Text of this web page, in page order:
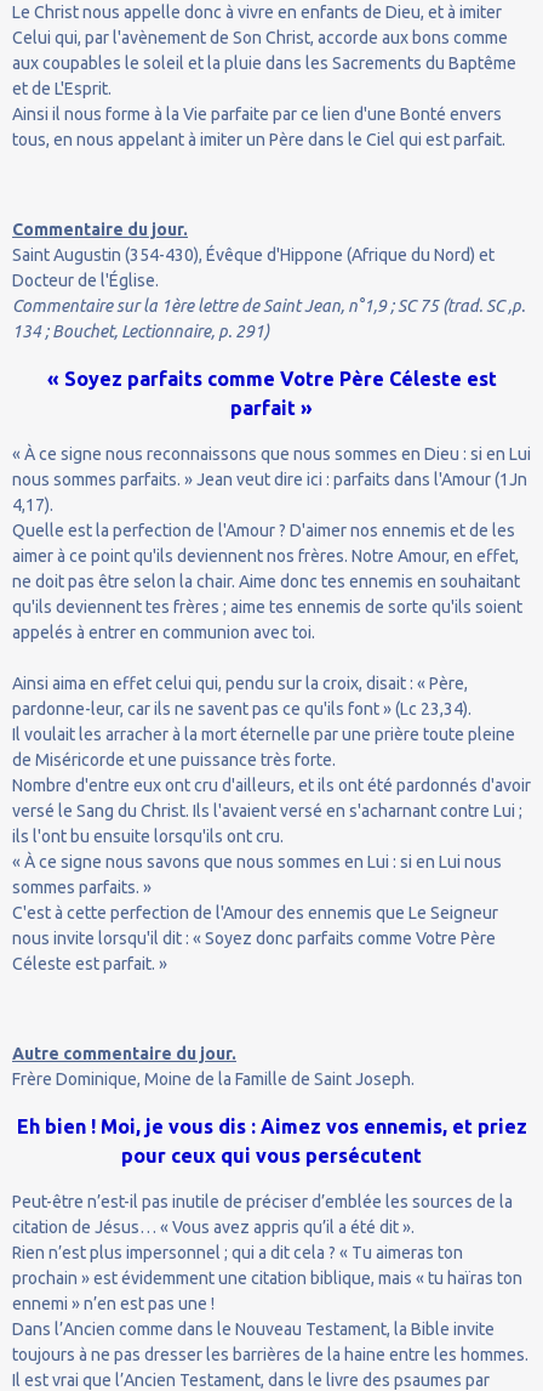
Le Christ nous appelle donc à vivre en enfants de Dieu, et à imiter
Celui qui, par l'avènement de Son Christ, accorde aux bons comme
aux coupables le soleil et la pluie dans les Sacrements du Baptême
et de L'Esprit.
Ainsi il nous forme à la Vie parfaite par ce lien d'une Bonté envers
tous, en nous appelant à imiter un Père dans le Ciel qui est parfait.
Commentaire du jour.
Saint Augustin (354-430), Évêque d'Hippone (Afrique du Nord) et
Docteur de l'Église.
Commentaire sur la 1ère lettre de Saint Jean, n°1,9 ; SC 75 (trad. SC ,p.
134 ; Bouchet, Lectionnaire, p. 291)
« Soyez parfaits comme Votre Père Céleste est
parfait »
« À ce signe nous reconnaissons que nous sommes en Dieu : si en Lui
nous sommes parfaits. » Jean veut dire ici : parfaits dans l'Amour (1Jn
4,17).
Quelle est la perfection de l'Amour ? D'aimer nos ennemis et de les
aimer à ce point qu'ils deviennent nos frères. Notre Amour, en effet,
ne doit pas être selon la chair. Aime donc tes ennemis en souhaitant
qu'ils deviennent tes frères ; aime tes ennemis de sorte qu'ils soient
appelés à entrer en communion avec toi.
Ainsi aima en effet celui qui, pendu sur la croix, disait : « Père,
pardonne-leur, car ils ne savent pas ce qu'ils font » (Lc 23,34).
Il voulait les arracher à la mort éternelle par une prière toute pleine
de Miséricorde et une puissance très forte.
Nombre d'entre eux ont cru d'ailleurs, et ils ont été pardonnés d'avoir
versé le Sang du Christ. Ils l'avaient versé en s'acharnant contre Lui ;
ils l'ont bu ensuite lorsqu'ils ont cru.
« À ce signe nous savons que nous sommes en Lui : si en Lui nous
sommes parfaits. »
C'est à cette perfection de l'Amour des ennemis que Le Seigneur
nous invite lorsqu'il dit : « Soyez donc parfaits comme Votre Père
Céleste est parfait. »
Autre commentaire du jour.
Frère Dominique, Moine de la Famille de Saint Joseph.
Eh bien ! Moi, je vous dis : Aimez vos ennemis, et priez
pour ceux qui vous persécutent
Peut-être n’est-il pas inutile de préciser d’emblée les sources de la
citation de Jésus… « Vous avez appris qu’il a été dit ».
Rien n’est plus impersonnel ; qui a dit cela ? « Tu aimeras ton
prochain » est évidemment une citation biblique, mais « tu haïras ton
ennemi » n’en est pas une !
Dans l’Ancien comme dans le Nouveau Testament, la Bible invite
toujours à ne pas dresser les barrières de la haine entre les hommes.
Il est vrai que l’Ancien Testament, dans le livre des psaumes par